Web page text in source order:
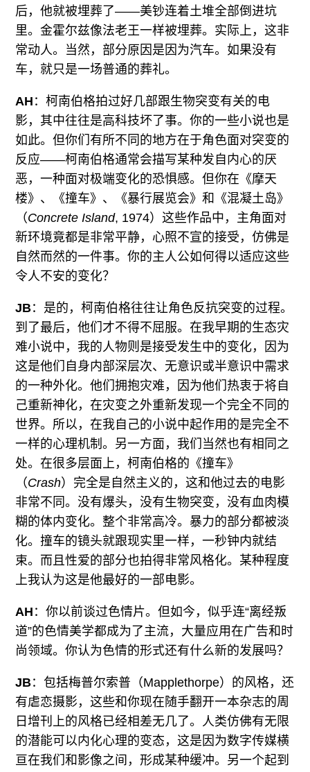
后，他就被埋葬了——美钞连着土堆全部倒进坑
里。金霍尔兹像法老王一样被埋葬。实际上，这非
常动人。当然，部分原因是因为汽车。如果没有
车，就只是一场普通的葬礼。
AH ：柯南伯格拍过好几部跟生物突变有关的电
影，其中往往是高科技坏了事。你的一些小说也是
如此。但你们有所不同的地方在于角色面对突变的
反应——柯南伯格通常会描写某种发自内心的厌
恶，一种面对极端变化的恐惧感。但你在《摩天
楼》、《撞车》、《暴行展览会》和《混凝土岛》
（Concrete Island, 1974）这些作品中，主角面对
新环境竟都是非常平静，心照不宣的接受，仿佛是
自然而然的一件事。你的主人公如何得以适应这些
令人不安的变化？
JB：是的，柯南伯格往往让角色反抗突变的过程。
到了最后，他们才不得不屈服。在我早期的生态灾
难小说中，我的人物则是接受发生中的变化，因为
这是他们自身内部深层次、无意识或半意识中需求
的一种外化。他们拥抱灾难，因为他们热衷于将自
己重新神化，在灾变之外重新发现一个完全不同的
世界。所以，在我自己的小说中起作用的是完全不
一样的心理机制。另一方面，我们当然也有相同之
处。在很多层面上，柯南伯格的《撞车》
（Crash）完全是自然主义的，这和他过去的电影
非常不同。没有爆头，没有生物突变，没有血肉模
糊的体内变化。整个非常高冷。暴力的部分都被淡
化。撞车的镜头就跟现实里一样，一秒钟内就结
束。而且性爱的部分也拍得非常风格化。某种程度
上我认为这是他最好的一部电影。
AH ：你以前谈过色情片。但如今，似乎连“离经叛
道”的色情美学都成为了主流，大量应用在广告和时
尚领域。你认为色情的形式还有什么新的发展吗？
JB：包括梅普尔索普（Mapplethorpe）的风格，还
有虐恋摄影，这些和你现在随手翻开一本杂志的周
日增刊上的风格已经相差无几了。人类仿佛有无限
的潜能可以内化心理的变态，这是因为数字传媒横
亘在我们和影像之间，形成某种缓冲。另一个起到